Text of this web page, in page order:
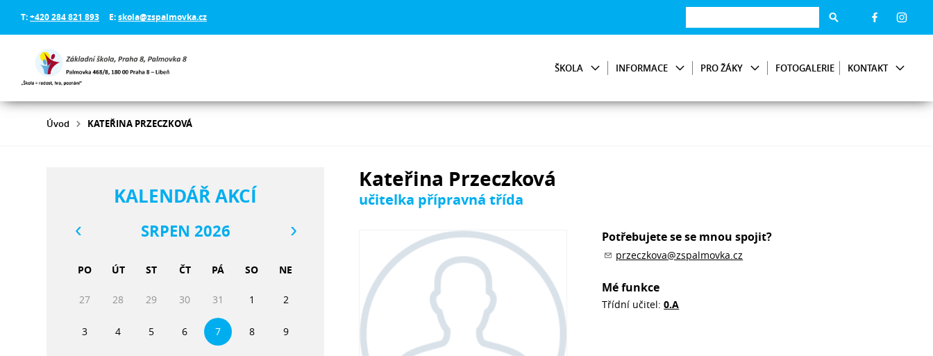
T:+420 284 821 893 E:skola@zspalmovka.cz
ŠKOLA INFORMACE PRO ŽÁKY FOTOGALERIE KONTAKT
Úvod KATEŘINA PRZECZKOVÁ
Kateřina Przeczková
učitelka přípravná třída
Potřebujete se se mnou spojit?
przeczkova@zspalmovka.cz
Mé funkce
Třídní učitel:0.A
KALENDÁŘ AKCÍ
SRPEN 2026
PO ÚT ST ČT PÁ SO NE
27 28 29 30 31 1 2
3 4 5 6 7 8 9